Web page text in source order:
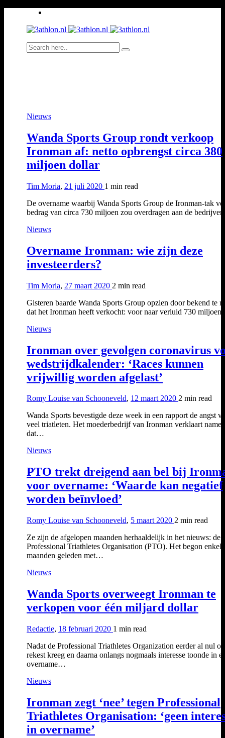
Nieuws
Wanda Sports Group rondt verkoop
Ironman af: netto opbrengst circa 380
miljoen dollar
Tim Moria, 21 juli 2020 1 min read
De overname waarbij Wanda Sports Group de Ironman-tak
bedrag van circa 730 miljoen zou overdragen aan de
Nieuws
Overname Ironman: wie zijn deze
investeerders?
Tim Moria, 27 maart 2020 2 min read
Gisteren baarde Wanda Sports Group opzien door bekend te
dat het Ironman heeft verkocht: voor naar verluid 730
Nieuws
Ironman over gevolgen coronavirus
wedstrijdkalender: ‘Races kunnen
vrijwillig worden afgelast’
Romy Louise van Schooneveld, 12 maart 2020 2 min read
Wanda Sports bevestigde deze week in een rapport de angst
veel triatleten. Het moederbedrijf van Ironman verklaart
dat…
Nieuws
PTO trekt dreigend aan bel bij
voor overname: ‘Waarde kan negatief
worden beïnvloed’
Romy Louise van Schooneveld, 5 maart 2020 2 min read
Ze zijn de afgelopen maanden herhaaldelijk in het nieuws: de
Professional Triathletes Organisation (PTO). Het begon enkele
maanden geleden met…
Nieuws
Wanda Sports overweegt Ironman te
verkopen voor één miljard dollar
Redactie, 18 februari 2020 1 min read
Nadat de Professional Triathletes Organization eerder al nul op
rekest kreeg en daarna onlangs nogmaals interesse toonde in
overname…
Nieuws
Ironman zegt ‘nee’ tegen Professional
Triathletes Organisation: ‘geen
in overname’